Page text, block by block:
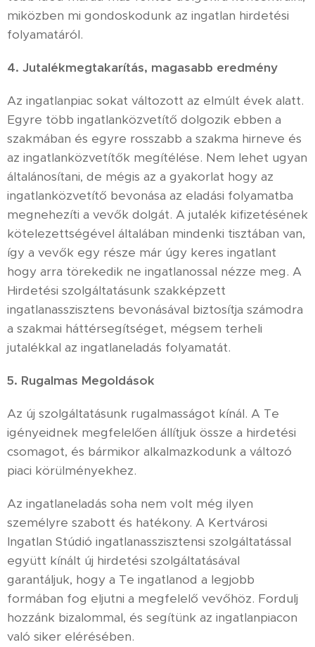
miközben mi gondoskodunk az ingatlan hirdetési
folyamatáról.
4. Jutalékmegtakarítás, magasabb eredmény
Az ingatlanpiac sokat változott az elmúlt évek alatt.
Egyre több ingatlanközvetítő dolgozik ebben a
szakmában és egyre rosszabb a szakma hirneve és
az ingatlanközvetítők megítélése. Nem lehet ugyan
általánosítani, de mégis az a gyakorlat hogy az
ingatlanközvetítő bevonása az eladási folyamatba
megnehezíti a vevők dolgát. A jutalék kifizetésének
kötelezettségével általában mindenki tisztában van,
így a vevők egy része már úgy keres ingatlant
hogy arra törekedik ne ingatlanossal nézze meg. A
Hirdetési szolgáltatásunk szakképzett
ingatlanasszisztens bevonásával biztosítja számodra
a szakmai háttérsegítséget, mégsem terheli
jutalékkal az ingatlaneladás folyamatát.
5. Rugalmas Megoldások
Az új szolgáltatásunk rugalmasságot kínál. A Te
igényeidnek megfelelően állítjuk össze a hirdetési
csomagot, és bármikor alkalmazkodunk a változó
piaci körülményekhez.
Az ingatlaneladás soha nem volt még ilyen
személyre szabott és hatékony. A Kertvárosi
Ingatlan Stúdió ingatlanasszisztensi szolgáltatással
együtt kínált új hirdetési szolgáltatásával
garantáljuk, hogy a Te ingatlanod a legjobb
formában fog eljutni a megfelelő vevőhöz. Fordulj
hozzánk bizalommal, és segítünk az ingatlanpiacon
való siker elérésében.